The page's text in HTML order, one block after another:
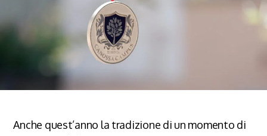
Anche quest’anno la tradizione di un momento di